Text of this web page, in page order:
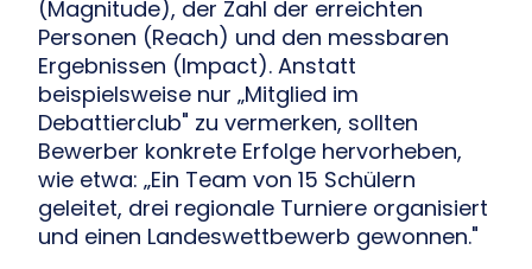
(Magnitude), der Zahl der erreichten
Personen (Reach) und den messbaren
Ergebnissen (Impact). Anstatt
beispielsweise nur „Mitglied im
Debattierclub" zu vermerken, sollten
Bewerber konkrete Erfolge hervorheben,
wie etwa: „Ein Team von 15 Schülern
geleitet, drei regionale Turniere organisiert
und einen Landeswettbewerb gewonnen."